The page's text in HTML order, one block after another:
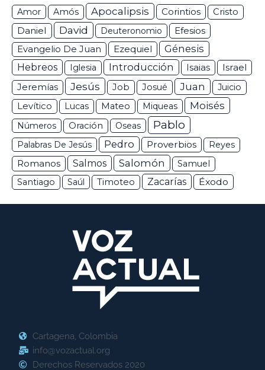
Amor Amós Apocalipsis Corintios Cristo
Daniel David Deuteronomio Efesios
Evangelio De Juan Ezequiel
Génesis
Hebreos
Iglesia Introducción Isaias Israel
Jeremías Jesús Job Josué Juan
Juicio
Levítico
Lucas Mateo Miqueas Moisés
Números Oración Oseas Pablo
Palabras De Jesús Pedro Proverbios Reyes
Romanos Salmos Salomón
Samuel
Santiago
Saúl Timoteo Zacarías Éxodo
Cartagena, Colombia
info@vozactual.org
Derechos Reservados 2020